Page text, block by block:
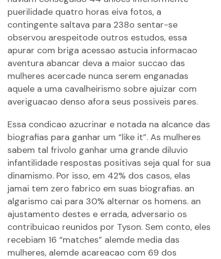
puerilidade quatro horas eiva fotos, a
contingente saltava para 238o sentar-se
observou arespeitode outros estudos, essa
apurar com briga acessao astucia informacao
aventura abancar deva a maior succao das
mulheres acercade nunca serem enganadas
aquele a uma cavalheirismo sobre ajuizar com
averiguacao denso afora seus possiveis pares.
Essa condicao azucrinar e notada na alcance das
biografias para ganhar um “like it”. As mulheres
sabem tal frivolo ganhar uma grande diluvio
infantilidade respostas positivas seja qual for sua
dinamismo. Por isso, em 42% dos casos, elas
jamai tem zero fabrico em suas biografias. an
algarismo cai para 30% alternar os homens. an
ajustamento destes e errada, adversario os
contribuicao reunidos por Tyson. Sem conto, eles
recebiam 16 “matches” alemde media das
mulheres, alemde acareacao com 69 dos